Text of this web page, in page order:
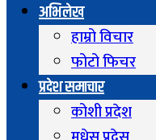
अभिलेख
हाम्रो विचार
फोटो फिचर
प्रदेश समाचार
कोशी प्रदेश